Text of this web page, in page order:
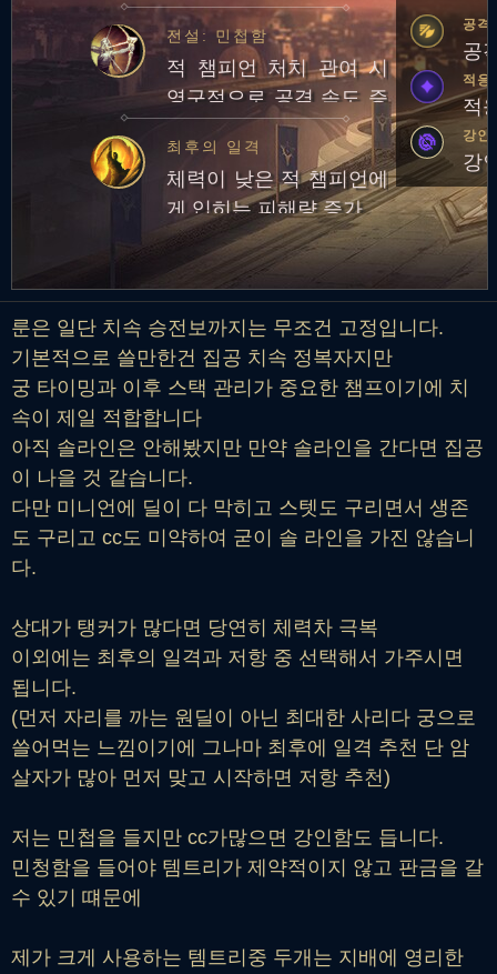
추가로 20골드 획득
전설: 민첩함
적 챔피언 처치 관여 시
영구적으로 공격 속도 증
최후의 일격
체력이 낮은 적 챔피언에
게 입히는 피해량 증가
공격
공
적응
적
강인
강
룬은 일단 치속 승전보까지는 무조건 고정입니다.
기본적으로 쓸만한건 집공 치속 정복자지만
궁 타이밍과 이후 스택 관리가 중요한 챔프이기에 치
속이 제일 적합합니다
아직 솔라인은 안해봤지만 만약 솔라인을 간다면 집공
이 나을 것 같습니다.
다만 미니언에 딜이 다 막히고 스텟도 구리면서 생존
도 구리고 cc도 미약하여 굳이 솔 라인을 가진 않습니
다.
상대가 탱커가 많다면 당연히 체력차 극복
이외에는 최후의 일격과 저항 중 선택해서 가주시면
됩니다.
(먼저 자리를 까는 원딜이 아닌 최대한 사리다 궁으로
쓸어먹는 느낌이기에 그나마 최후에 일격 추천 단 암
살자가 많아 먼저 맞고 시작하면 저항 추천)
저는 민첩을 들지만 cc가많으면 강인함도 듭니다.
민청함을 들어야 템트리가 제약적이지 않고 판금을 갈
수 있기 떄문에
제가 크게 사용하는 템트리중 두개는 지배에 영리한